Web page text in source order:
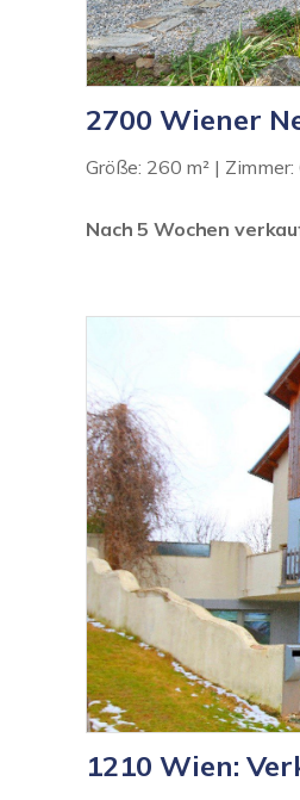
2700 Wiener
Größe: 260 m² |
Nach 5 Wochen
1210 Wien: